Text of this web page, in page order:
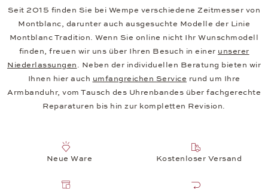
Seit 2015 finden Sie bei Wempe verschiedene Zeitmesser von
Montblanc, darunter auch ausgesuchte Modelle der Linie
Montblanc Tradition. Wenn Sie online nicht Ihr Wunschmodell
finden, freuen wir uns über Ihren Besuch in einer unserer
Niederlassungen. Neben der individuellen Beratung bieten wir
Ihnen hier auch umfangreichen Service rund um Ihre
Armbanduhr, vom Tausch des Uhrenbandes über fachgerechte
Reparaturen bis hin zur kompletten Revision.
Neue Ware Kostenloser Versand